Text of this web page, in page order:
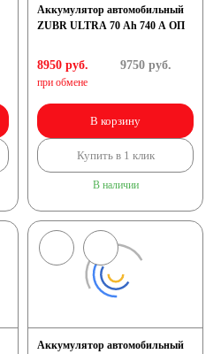
Аккумулятор автомобильный
ZUBR ULTRA 70 Ah 740 A ОП
8950 руб.
при обмене
9750руб.
В корзину
Купить в 1 клик
В наличии
Аккумулятор автомобильный